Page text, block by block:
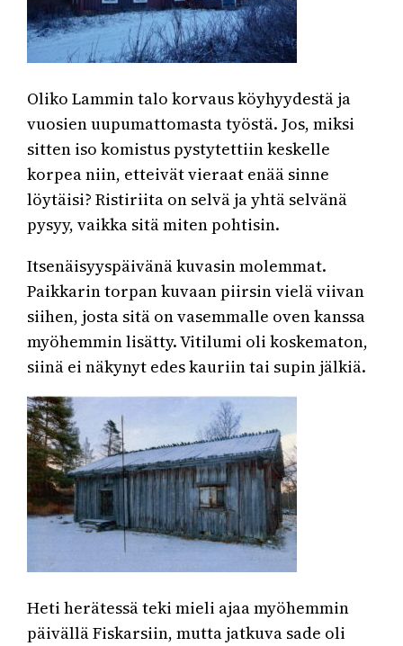
Oliko Lammin talo korvaus köyhyydestä ja
vuosien uupumattomasta työstä. Jos, miksi
sitten iso komistus pystytettiin keskelle
korpea niin, etteivät vieraat enää sinne
löytäisi? Ristiriita on selvä ja yhtä selvänä
pysyy, vaikka sitä miten pohtisin.
Itsenäisyyspäivänä kuvasin molemmat.
Paikkarin torpan kuvaan piirsin vielä viivan
siihen, josta sitä on vasemmalle oven kanssa
myöhemmin lisätty. Vitilumi oli koskematon,
siinä ei näkynyt edes kauriin tai supin jälkiä.
Heti herätessä teki mieli ajaa myöhemmin
päivällä Fiskarsiin, mutta jatkuva sade oli